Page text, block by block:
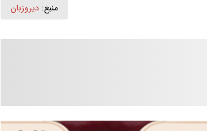
منبع: دیروزبان